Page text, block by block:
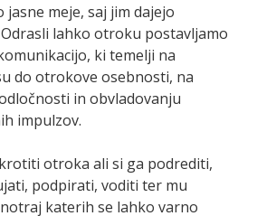
meje, saj jim dajejo
lahko otroku postavljamo
ki temelji na
do otrokove osebnosti, na
in obvladovanju
impulzov.
otroka ali si ga podrediti,
podpirati, voditi ter mu
katerih se lahko varno